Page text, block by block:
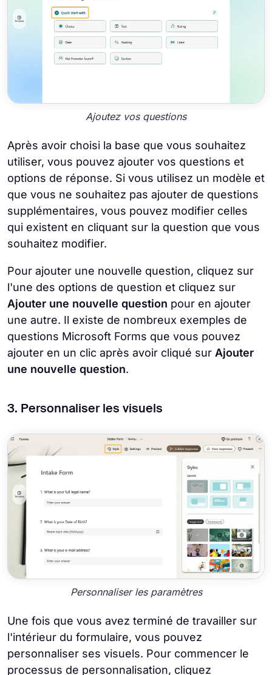
Ajoutez vos questions
Après avoir choisi la base que vous souhaitez
utiliser, vous pouvez ajouter vos questions et
options de réponse. Si vous utilisez un modèle et
que vous ne souhaitez pas ajouter de questions
supplémentaires, vous pouvez modifier celles
qui existent en cliquant sur la question que vous
souhaitez modifier.
Pour ajouter une nouvelle question, cliquez sur
l'une des options de question et cliquez sur
Ajouter une nouvelle question pour en ajouter
une autre. Il existe de nombreux exemples de
questions Microsoft Forms que vous pouvez
ajouter en un clic après avoir cliqué sur Ajouter
une nouvelle question.
3. Personnaliser les visuels
Personnaliser les paramètres
Une fois que vous avez terminé de travailler sur
l'intérieur du formulaire, vous pouvez
personnaliser ses visuels. Pour commencer le
processus de personnalisation, cliquez